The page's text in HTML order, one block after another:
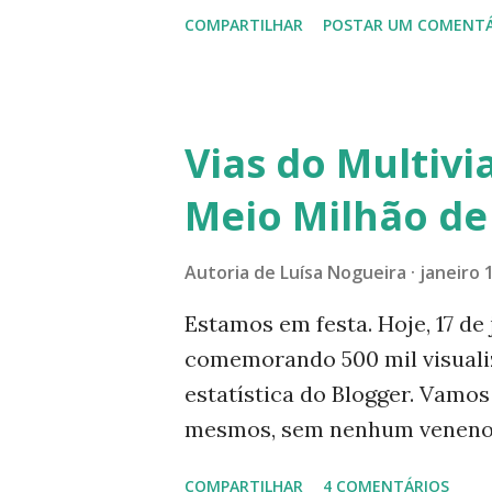
direcionadas ao meio
muita preocupação. Entrar
compras de supermercado e
moda. E, pra não morrer de
por não poder ir naqueles
criamos, trabalhamos em
muito pra restaurantes,
shoppings, apesar deste
todos pensam assim,
div...
COMPARTILHAR POSTAR UM
Vias do
Meio Milhão
Autoria de Luísa Nogueira janeiro
Estamos em festa. Hoje, 17
comemorando 500 mil
estatística do Blogger.
mesmos, sem nenhum
COMPARTILHAR 4 COMENTÁRIOS